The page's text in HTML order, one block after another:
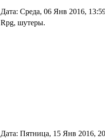
Дата: Среда, 06 Янв 2016,
Rpg, шутеры.
Дата: Пятница, 15 Янв 2016,